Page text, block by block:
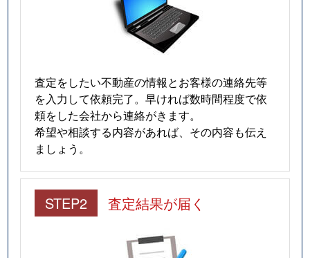
査定をしたい不動産の情報とお客様の連絡先等
を入力して依頼完了。早ければ数時間程度で依
頼をした会社から連絡がきます。
希望や相談する内容があれば、その内容も伝え
ましょう。
STEP2 査定結果が届く